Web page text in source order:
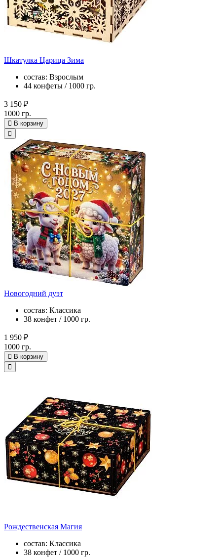
Шкатулка Царица Зима
состав: Взрослым
44 конфеты / 1000 гр.
3 150 ₽
1000 гр.
В корзину
Новогодний дуэт
состав: Классика
38 конфет / 1000 гр.
1 950 ₽
1000 гр.
В корзину
Рождественская Магия
состав: Классика
38 конфет / 1000 гр.